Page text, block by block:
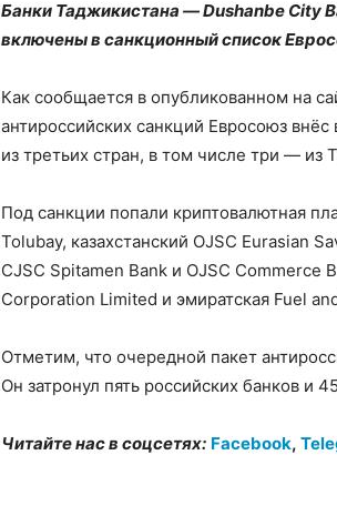
Банки Таджикистана — Dushanbe City
включены в санкционный список
Как сообщается в опубликованном на
антироссийских санкций Евросоюз
из третьих стран, в том числе три — из
Под санкции попали криптовалютная
Tolubay, казахстанский OJSC Eurasian
CJSC Spitamen Bank и OJSC Commerce
Corporation Limited и эмиратская Fuel
Отметим, что очередной пакет
Он затронул пять российских банков и
Читайте нас в соцсетях: Facebook,